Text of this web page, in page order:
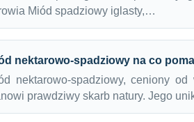
Miód spadziowy iglasty,…
nektarowo-spadziowy na co
nektarowo-spadziowy, ceniony
prawdziwy skarb natury. Jego